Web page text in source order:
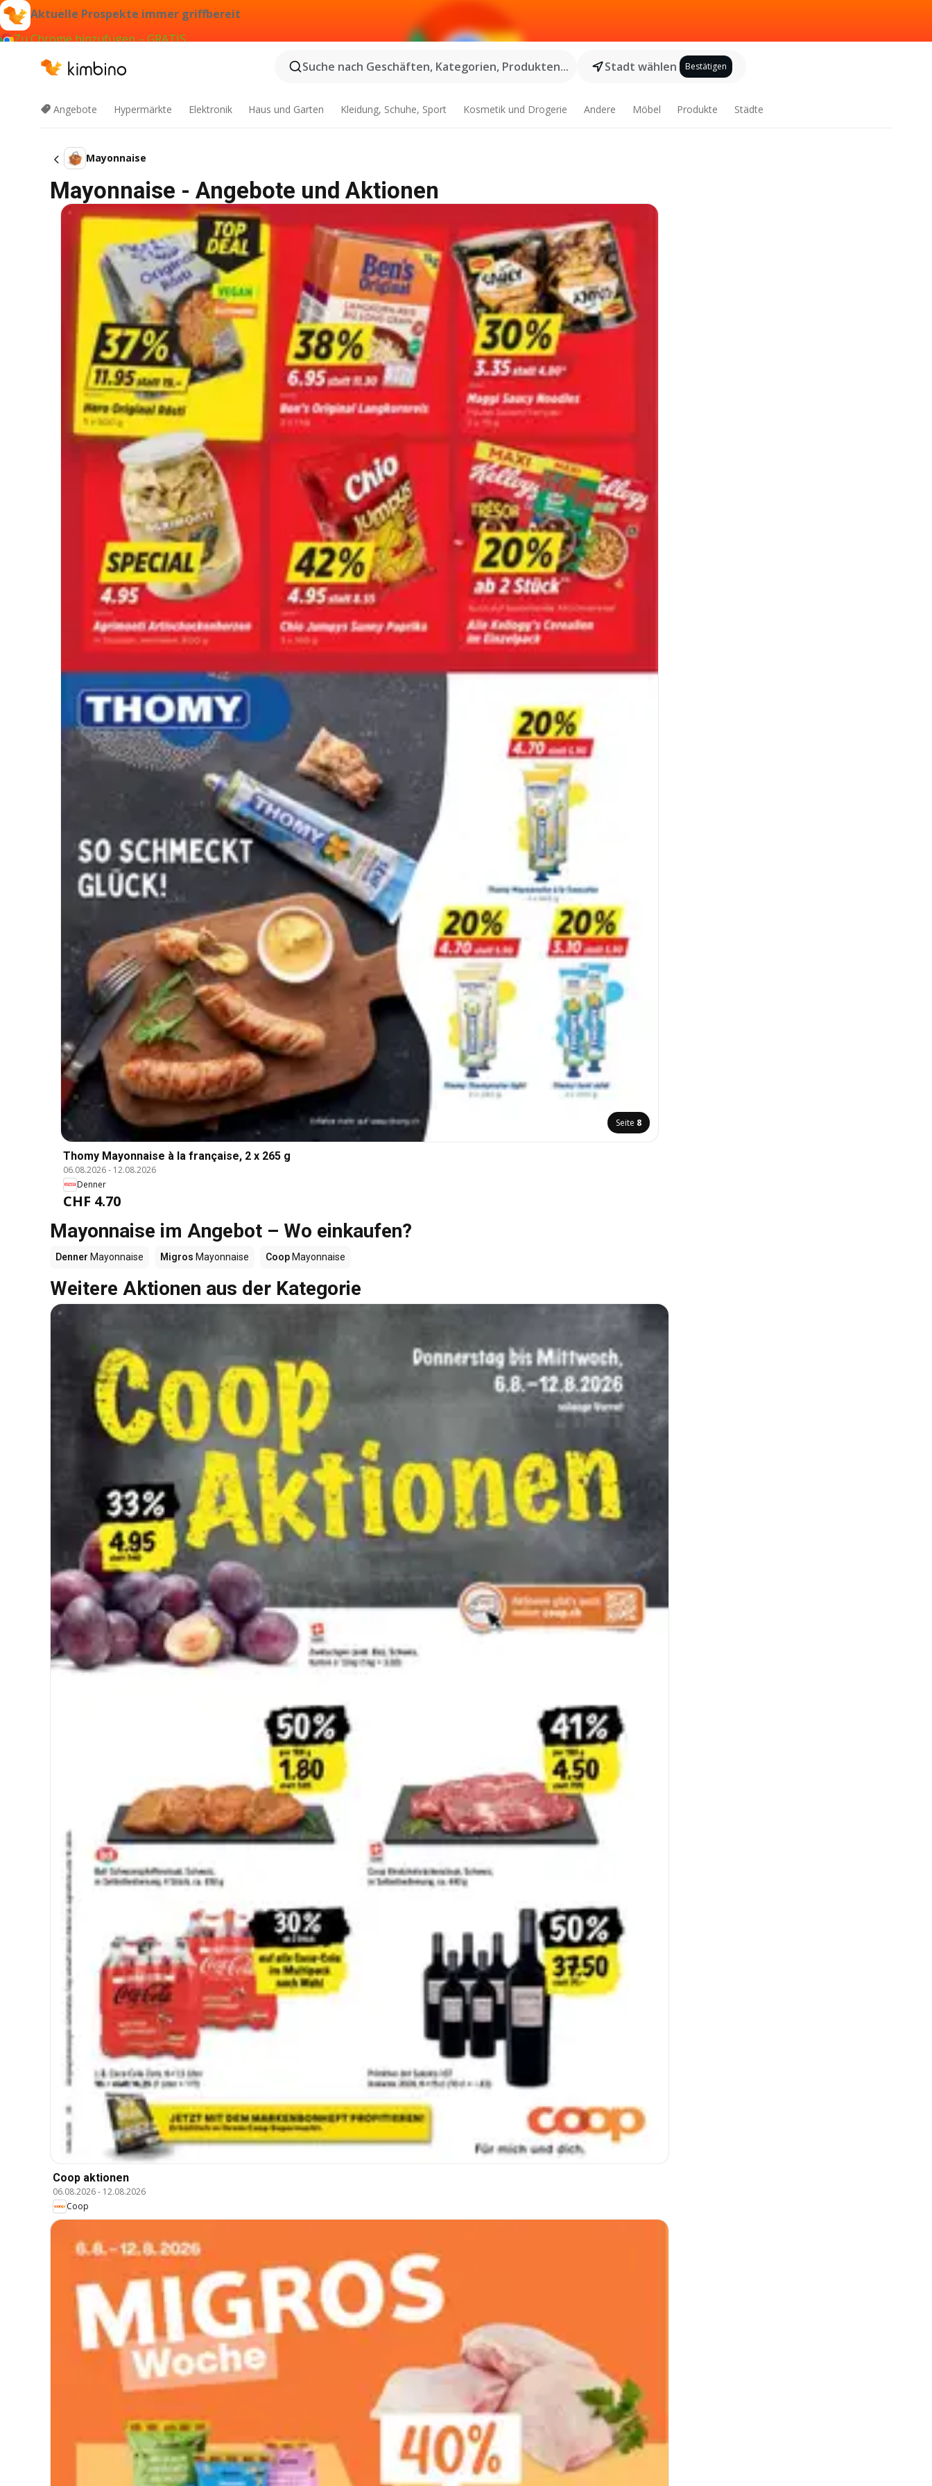
Aktuelle Prospekte immer griffbereit
Zu Chrome hinzufügen – GRATIS
Suche nach Geschäften, Kategorien, Produkten...
Stadt wählen Bestätigen
Angebote Hypermärkte Elektronik Haus und Garten Kleidung, Schuhe, Sport Kosmetik und Drogerie Andere Möbel Produkte Städte
Mayonnaise
Mayonnaise - Angebote und Aktionen
Seite 8
Thomy Mayonnaise à la française, 2 x 265 g
06.08.2026- 12.08.2026
Denner
CHF 4.70
Mayonnaise im Angebot – Wo einkaufen?
Denner Mayonnaise Migros Mayonnaise Coop Mayonnaise
Weitere Aktionen aus der Kategorie
Coop aktionen
06.08.2026- 12.08.2026
Coop